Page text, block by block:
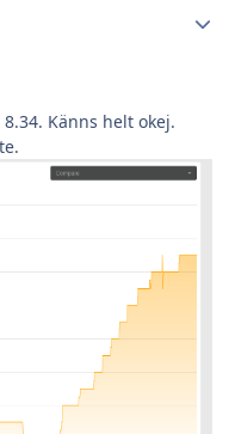
Känns helt okej.